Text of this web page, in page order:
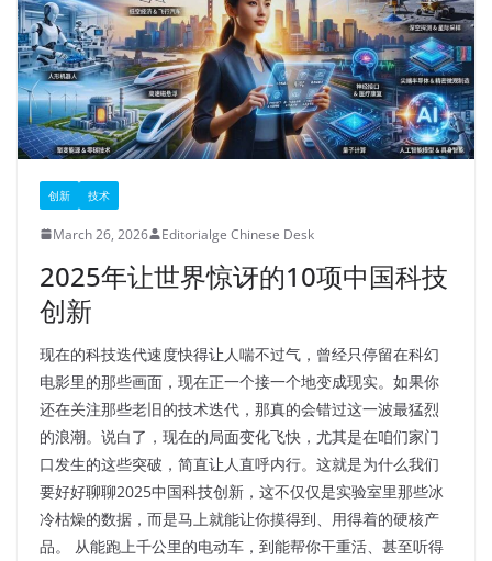
创新 技术
March 26, 2026 Editorialge Chinese Desk
2025年让世界惊讶的10项中国科技
创新
现在的科技迭代速度快得让人喘不过气，曾经只停留在科幻
电影里的那些画面，现在正一个接一个地变成现实。如果你
还在关注那些老旧的技术迭代，那真的会错过这一波最猛烈
的浪潮。说白了，现在的局面变化飞快，尤其是在咱们家门
口发生的这些突破，简直让人直呼内行。这就是为什么我们
要好好聊聊2025中国科技创新，这不仅仅是实验室里那些冰
冷枯燥的数据，而是马上就能让你摸得到、用得着的硬核产
品。 从能跑上千公里的电动车，到能帮你干重活、甚至听得